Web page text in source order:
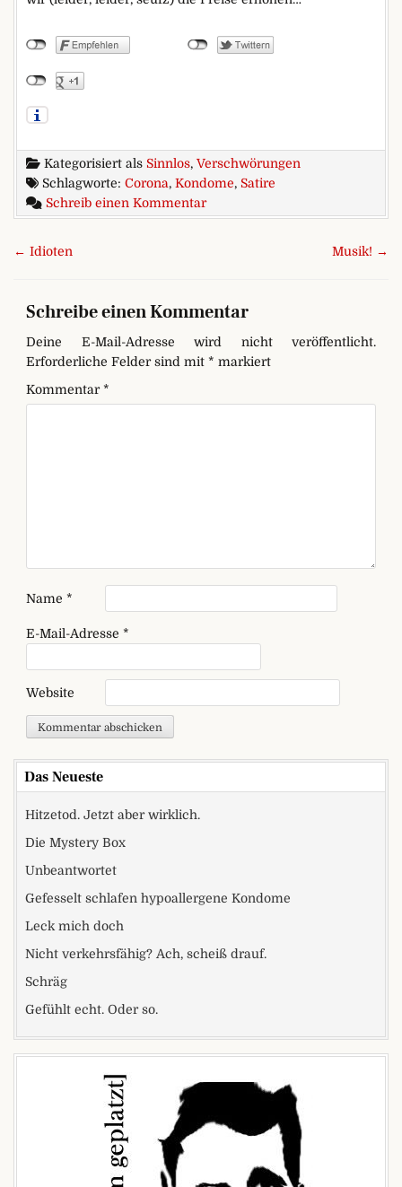
Kategorisiert als Sinnlos, Verschwörungen
Schlagworte: Corona, Kondome, Satire
Schreib einen Kommentarzu Der fehlte noch
Beitragsnavigation Musik! →
← Idioten
Schreibe einen Kommentar
Deine E-Mail-Adresse wird nicht veröffentlicht.
Erforderliche Felder sind mit * markiert
Kommentar *
Name *
E-Mail-Adresse *
Website
Das Neueste
Hitzetod. Jetzt aber wirklich.
Die Mystery Box
Unbeantwortet
Gefesselt schlafen hypoallergene Kondome
Leck mich doch
Nicht verkehrsfähig? Ach, scheiß drauf.
Schräg
Gefühlt echt. Oder so.